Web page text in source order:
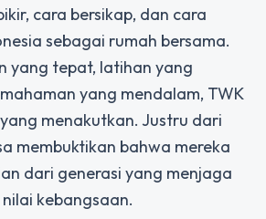
cara bersikap, dan cara
sebagai rumah bersama.
yang tepat, latihan yang
yang mendalam, TWK
menakutkan. Justru dari
membuktikan bahwa mereka
dari generasi yang menjaga
kebangsaan.